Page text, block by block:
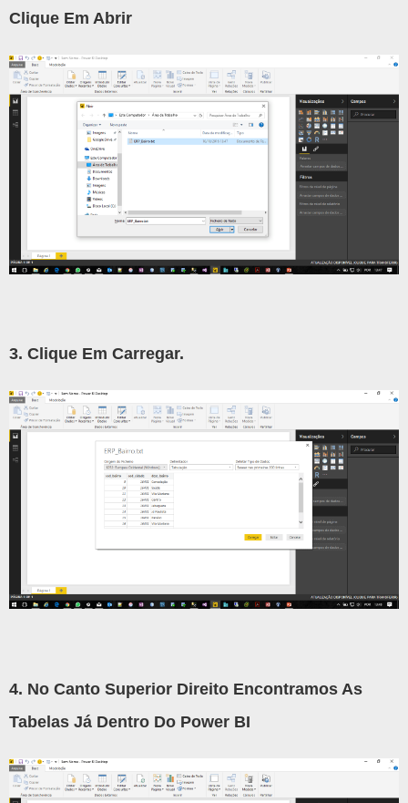
Clique Em Abrir
3. Clique Em Carregar.
4. No Canto Superior Direito Encontramos As
Tabelas Já Dentro Do Power BI